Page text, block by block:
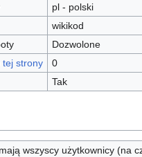
pl - polski
wikikod
Dozwolone
tej strony
0
Tak
wszyscy użytkownicy (na